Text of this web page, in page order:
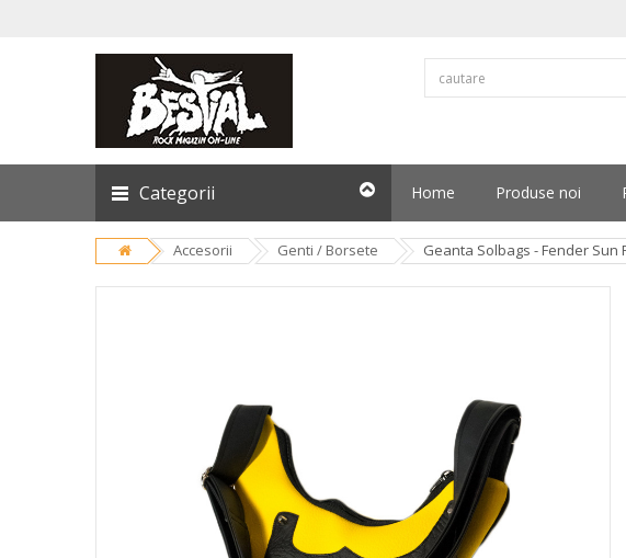
Categorii Home Produse noi
Accesorii Genti / Borsete Geanta Solbags - Fender Sun